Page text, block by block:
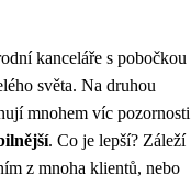
kanceláře s pobočkou
světa. Na druhou
mnohem víc
. Co je lepší? Záleží
z mnoha klientů, nebo